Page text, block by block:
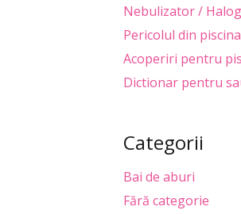
Nebulizator /
Pericolul din piscina
Acoperiri pentru
Dictionar pentru
Categorii
Bai de aburi
Fără categorie